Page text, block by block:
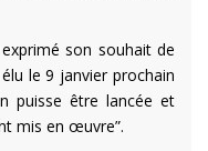
son souhait de
le 9 janvier prochain
puisse être lancée et
mis en œuvre”.